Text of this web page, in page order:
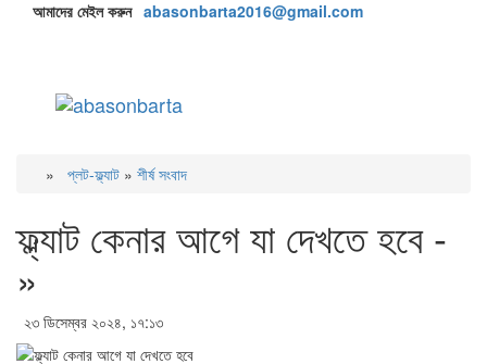
আমাদের মেইল করুন abasonbarta2016@gmail.com
» প্লট-ফ্ল্যাট » শীর্ষ সংবাদ
ফ্ল্যাট কেনার আগে যা দেখতে হবে -
»
২৩ ডিসেম্বর ২০২৪, ১৭:১৩